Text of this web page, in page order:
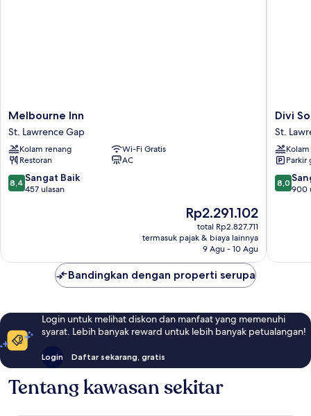
Melbourne
Inn
St.
Lawrence
Gap
Melbourne Inn
St. Lawrence Gap
Kolam renang
Wi-Fi Gratis
Restoran
AC
8.4
dari
8,4 Sangat Baik
457 ulasan
Harga
sekarang
Rp2.291.102
Rp2.291.102
total Rp2.827.711
termasuk pajak & biaya lainnya
9 Agu - 10 Agu
Divi
Beach
Resort
St.
Gap
Divi
St.
Parkir
8.0
dari
8,0
900
Bandingkan dengan properti serupa
Login untuk melihat diskon dan manfaat yang memenuhi
syarat. Lebih banyak reward untuk lebih banyak petualangan!
Login Daftar sekarang, gratis
Tentang kawasan sekitar